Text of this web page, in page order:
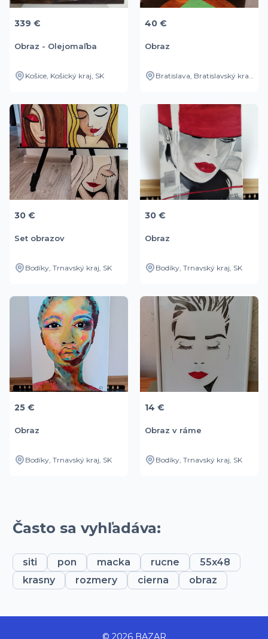
339 €
Obraz - Olejomaľba
Košice, Košický kraj, SK
40 €
Obraz
Bratislava, Bratislavský kraj, SK
30 €
Set obrazov
Bodíky, Trnavský kraj, SK
30 €
Obraz
Bodíky, Trnavský kraj, SK
25 €
Obraz
Bodíky, Trnavský kraj, SK
14 €
Obraz v ráme
Bodíky, Trnavský kraj, SK
Často sa vyhľadáva:
siti pon macka rucne
55x48
krasny
rozmery cierna obraz
© 2026 BAZAR